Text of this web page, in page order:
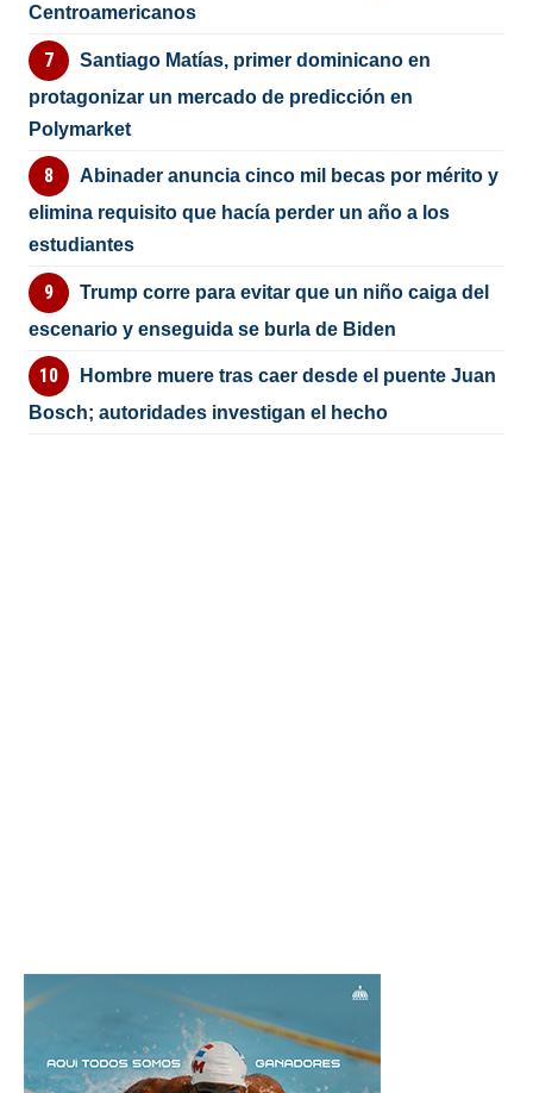
Centroamericanos
Santiago Matías, primer dominicano en
protagonizar un mercado de predicción en
Polymarket
Abinader anuncia cinco mil becas por mérito y
elimina requisito que hacía perder un año a los
estudiantes
Trump corre para evitar que un niño caiga del
escenario y enseguida se burla de Biden
Hombre muere tras caer desde el puente Juan
Bosch; autoridades investigan el hecho